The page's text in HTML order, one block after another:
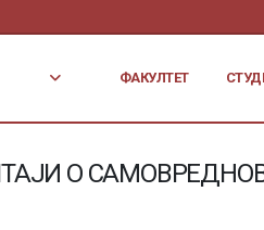
ФАКУЛТЕТ
О